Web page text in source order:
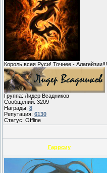
Король всея Руси! Точнее - Алагейзии!!!
Группа: Лидер Всадников
Сообщений: 3209
Награды: 8
Репутация: 6130
Статус: Offline
Гаррсиу